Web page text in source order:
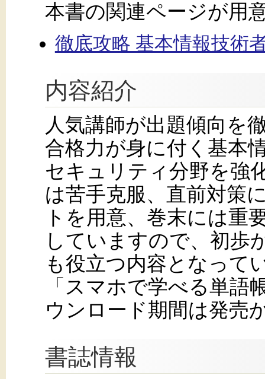
本書の関連ページが用
徹底攻略 基本情報技術
内容紹介
人気講師が出題傾向を
合格力が身に付く基本
セキュリティ分野を強
は苦手克服、直前対策
トを用意、巻末には重
していますので、初歩
も役立つ内容となって
「スマホで学べる単語
ウンロード期間は発売
書誌情報